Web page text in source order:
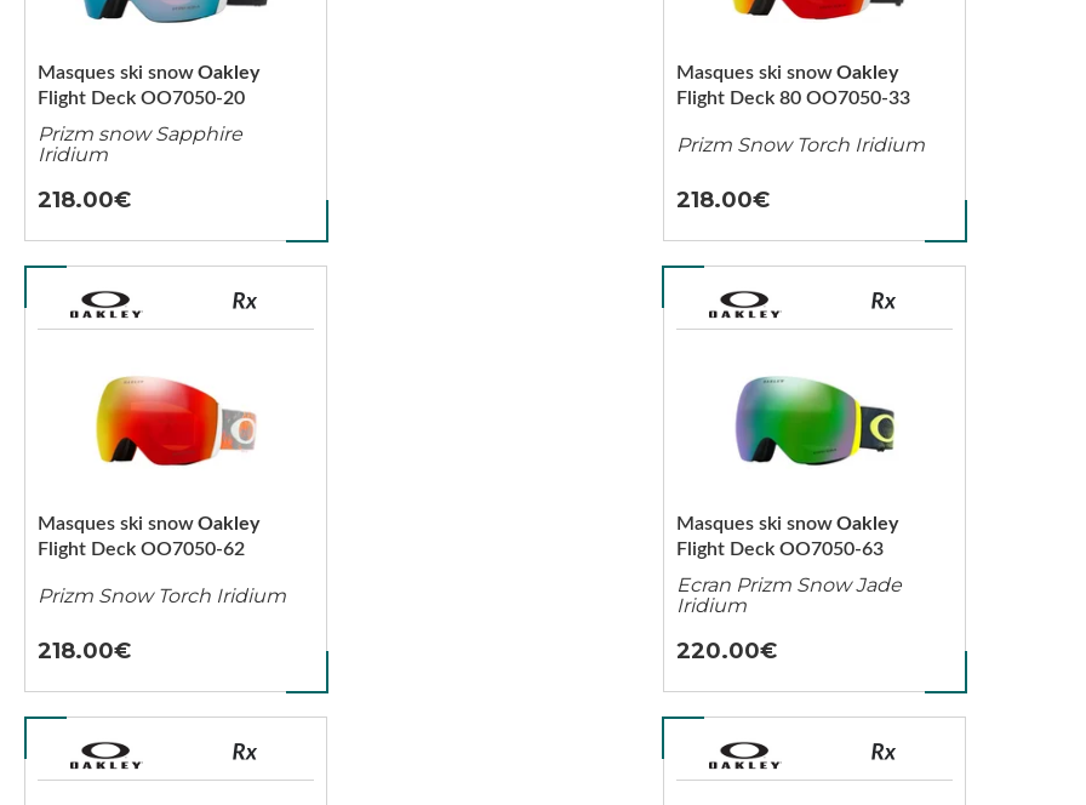
Flight Deck OO7050-20
Masques ski snowOakley
Prizm snow Sapphire
Iridium
218.00
Flight Deck 80 OO7050-33
Masques ski snowOakley
Prizm Snow Torch Iridium
218.00
Flight Deck OO7050-62
Masques ski snowOakley
Prizm Snow Torch Iridium
218.00
Flight Deck OO7050-63
Masques ski snowOakley
Ecran Prizm Snow Jade
Iridium
220.00